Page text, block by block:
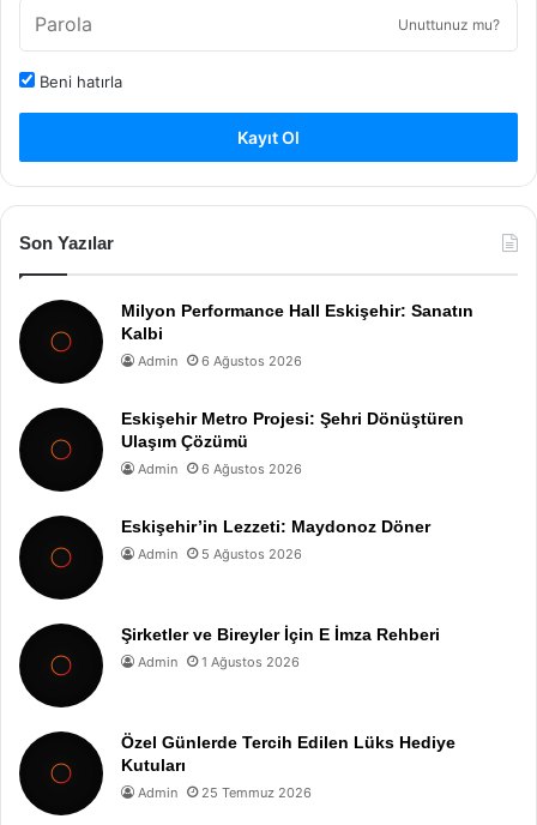
Unuttunuz mu?
Beni hatırla
Kayıt Ol
Son Yazılar
Milyon Performance Hall Eskişehir: Sanatın
Kalbi
Admin 6 Ağustos 2026
Eskişehir Metro Projesi: Şehri Dönüştüren
Ulaşım Çözümü
Admin 6 Ağustos 2026
Eskişehir’in Lezzeti: Maydonoz Döner
Admin 5 Ağustos 2026
Şirketler ve Bireyler İçin E İmza Rehberi
Admin 1 Ağustos 2026
Özel Günlerde Tercih Edilen Lüks Hediye
Kutuları
Admin 25 Temmuz 2026